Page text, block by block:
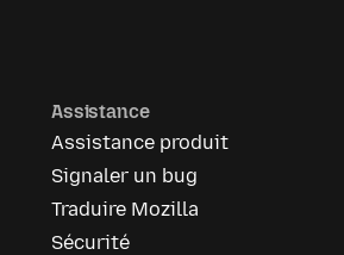
Assistance
Assistance produit
Signaler un bug
Traduire Mozilla
Sécurité